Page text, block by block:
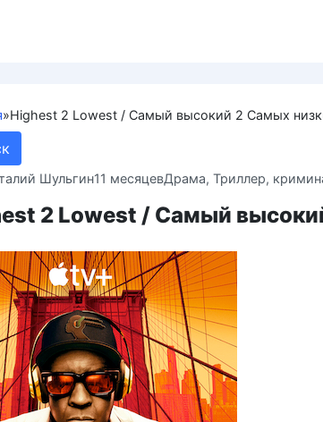
»Highest 2 Lowest / Самый высокий 2 Самых
Шульгин11 месяцевДрама, Триллер,
2 Lowest / Самый